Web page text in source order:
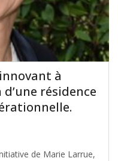
à
résidence
de Marie Larrue,